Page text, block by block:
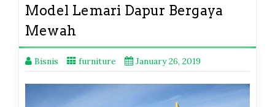
Model Lemari Dapur Bergaya
Mewah
Bisnis furniture January 26, 2019